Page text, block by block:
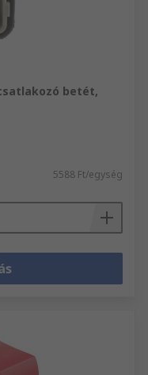
betét,
5588 Ft/egység